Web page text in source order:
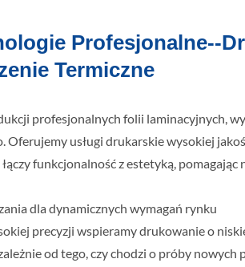
Profesjonalne--
Termiczne
profesjonalnych folii laminacyjnych,
Oferujemy usługi drukarskie wysokiej
funkcjonalność z estetyką,
dla dynamicznych wymagań rynku
precyzji wspieramy drukowanie o
od tego, czy chodzi o próby